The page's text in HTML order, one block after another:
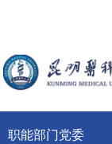
职能部门党委